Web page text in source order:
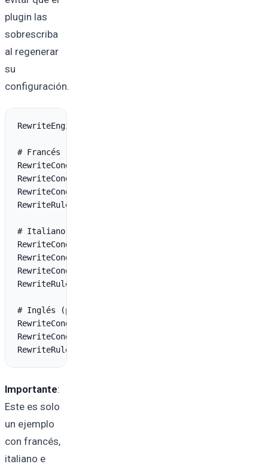
plugin las
sobrescriba
al regenerar
su
configuración.
RewriteEngine On
# Francés
RewriteCond %{REQUEST_URI} ^/$
RewriteCond %{HTTP_COOKIE} !pll_language= [NC]
RewriteCond %{HTTP:Accept-Language} ^fr [NC]
RewriteRule ^(.*)$ /fr/$1
# Italiano
RewriteCond %{REQUEST_URI} ^/$
RewriteCond %{HTTP_COOKIE} !pll_language= [NC]
RewriteCond %{HTTP:Accept-Language} ^it [NC]
RewriteRule ^(.*)$ /it/$1
# Inglés (predeterminado) - solo establece cookie
RewriteCond %{REQUEST_URI} ^/$
RewriteCond %{HTTP_COOKIE} !pll_language= [NC]
Importante:
Este es solo
un ejemplo
con francés,
italiano e